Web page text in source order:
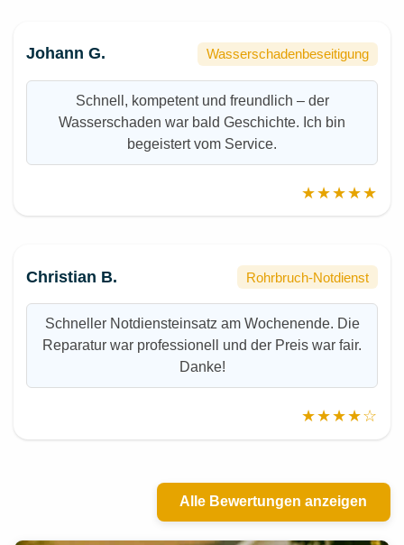
Johann G. Wasserschadenbeseitigung
Schnell, kompetent und freundlich – der
Wasserschaden war bald Geschichte. Ich bin
begeistert vom Service.
★★★★★
Christian B. Rohrbruch-Notdienst
Schneller Notdiensteinsatz am Wochenende. Die
Reparatur war professionell und der Preis war fair.
Danke!
★★★★☆
Alle Bewertungen anzeigen